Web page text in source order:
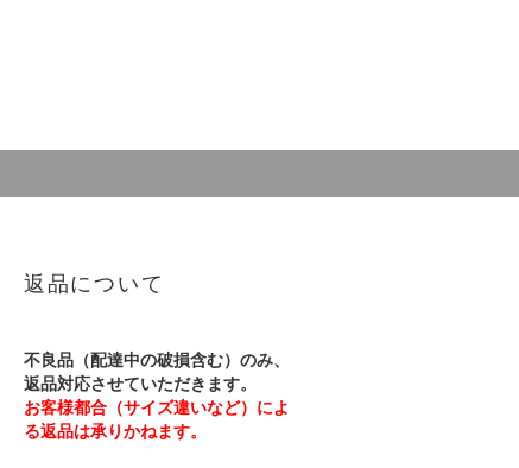
返品について
不良品（配達中の破損含む）のみ、
返品対応させていただきます。
お客様都合（サイズ違いなど）によ
る返品は承りかねます。